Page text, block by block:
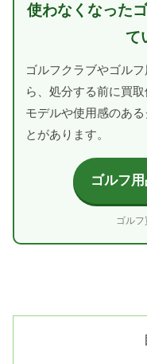
使わなくなった
て
ゴルフクラブやゴル
ら、処分する前に買
モデルや使用感のあ
とがあります。
ゴルフ
ゴルフ